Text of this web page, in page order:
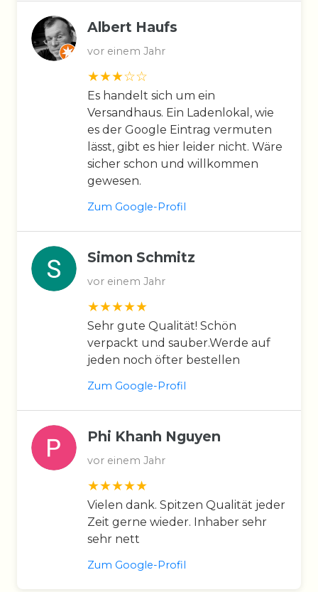
Albert Haufs
vor einem Jahr
Es handelt sich um ein
Versandhaus. Ein Ladenlokal, wie
es der Google Eintrag vermuten
lässt, gibt es hier leider nicht. Wäre
sicher schon und willkommen
gewesen.
Zum Google-Profil
Simon Schmitz
vor einem Jahr
Sehr gute Qualität! Schön
verpackt und sauber.Werde auf
jeden noch öfter bestellen
Zum Google-Profil
Phi Khanh Nguyen
vor einem Jahr
Vielen dank. Spitzen Qualität jeder
Zeit gerne wieder. Inhaber sehr
sehr nett
Zum Google-Profil